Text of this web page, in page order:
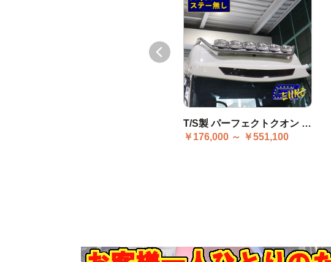
T/S製 パーフェクトクオン ハイバー ステー無し
￥176,000 ～ ￥551,100